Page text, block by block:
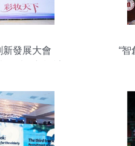
新發展大會
“